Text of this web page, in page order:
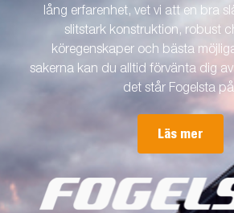
lång erfarenhet, vet vi att en bra
slitstark konstruktion, robust
köregenskaper och bästa
sakerna kan du alltid förvänta dig
det står Fogelsta
Läs mer